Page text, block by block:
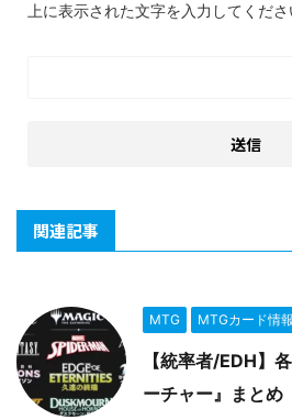
上に表示された文字を入力してくださ
関連記事
MTG MTGカード情報
【統率者/EDH】
ーチャー』まとめ